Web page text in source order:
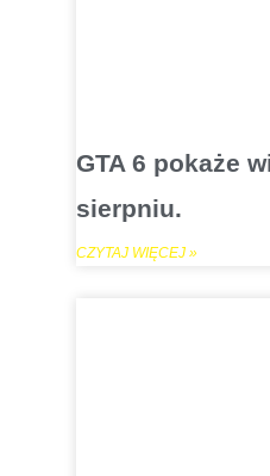
GTA 6 pokaże
sierpniu.
CZYTAJ WIĘCEJ »